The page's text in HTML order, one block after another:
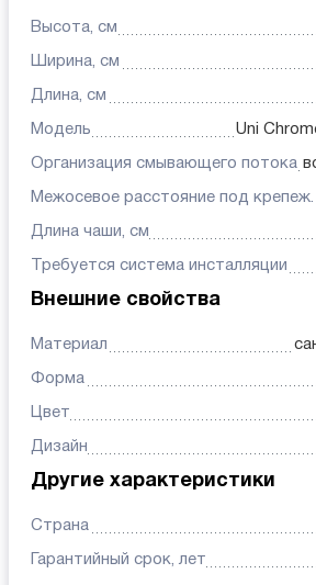
Высота, см
Ширина, см
Длина, см
Модель Uni
Организация смывающего потока
Межосевое расстояние под крепеж.
Длина чаши, см
Требуется система инсталляции
Внешние свойства
Материал
Форма
Цвет
Дизайн
Другие характеристики
Страна
Гарантийный срок, лет